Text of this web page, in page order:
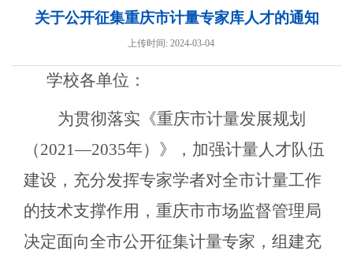
关于公开征集重庆市计量专家库人才的通知
上传时间: 2024-03-04
学校各单位：
为贯彻落实《重庆市计量发展规划
（2021—2035年）》，加强计量人才队伍
建设，充分发挥专家学者对全市计量工作
的技术支撑作用，重庆市市场监督管理局
决定面向全市公开征集计量专家，组建充